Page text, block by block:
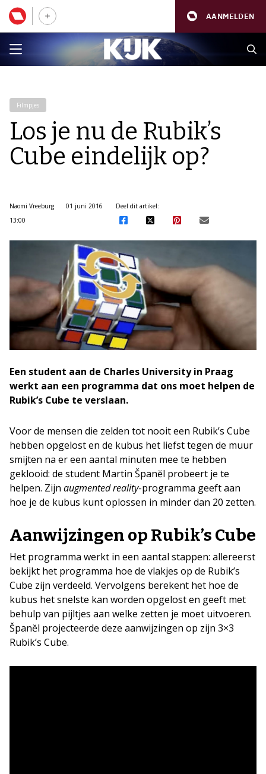
AANMELDEN
Filmpjes
Los je nu de Rubik’s
Cube eindelijk op?
Naomi Vreeburg
01 juni 2016
13:00
Deel dit artikel:
Een student aan de Charles University in Praag
werkt aan een programma dat ons moet helpen de
Rubik’s Cube te verslaan.
Voor de mensen die zelden tot nooit een Rubik’s Cube
hebben opgelost en de kubus het liefst tegen de muur
smijten na er een aantal minuten mee te hebben
geklooid: de student Martin Španĕl probeert je te
helpen. Zijn augmented reality-programma geeft aan
hoe je de kubus kunt oplossen in minder dan 20 zetten.
Aanwijzingen op Rubik’s Cube
Het programma werkt in een aantal stappen: allereerst
bekijkt het programma hoe de vlakjes op de Rubik’s
Cube zijn verdeeld. Vervolgens berekent het hoe de
kubus het snelste kan worden opgelost en geeft met
behulp van pijltjes aan welke zetten je moet uitvoeren.
Španĕl projecteerde deze aanwijzingen op zijn 3×3
Rubik’s Cube.